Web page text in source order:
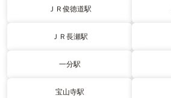
ＪＲ俊徳道駅
ＪＲ長瀬駅
一分駅
宝山寺駅